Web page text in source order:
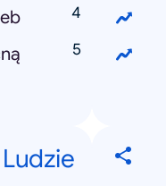
Ludzie